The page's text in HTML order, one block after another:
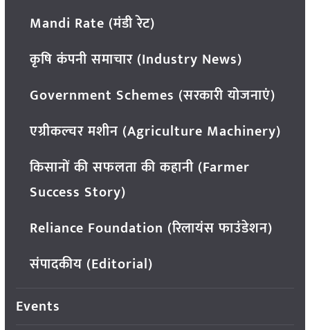
Mandi Rate (मंडी रेट)
कृषि कंपनी समाचार (Industry News)
Government Schemes (सरकारी योजनाएं)
एग्रीकल्चर मशीन (Agriculture Machinery)
किसानों की सफलता की कहानी (Farmer
Success Story)
Reliance Foundation (रिलायंस फाउंडेशन)
संपादकीय (Editorial)
Events